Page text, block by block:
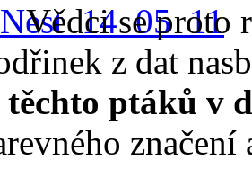
Vědci se proto
z dat
těchto ptáků v